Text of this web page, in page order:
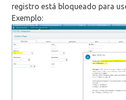
registro está bloqueado para
Exemplo: